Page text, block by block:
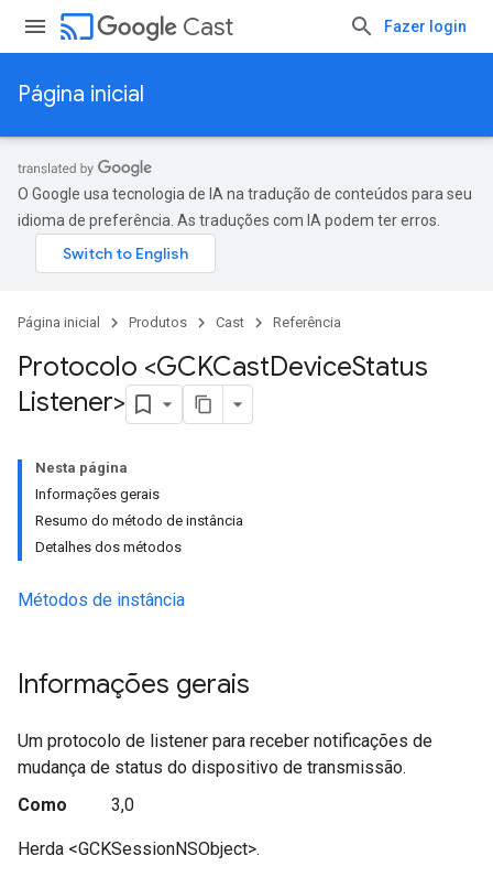
cast Cast Fazer login
Página inicial
O Google usa tecnologia de IA na tradução de conteúdos para seu
idioma de preferência. As traduções com IA podem ter erros.
Página inicial Produtos Cast Referência
Protocolo <GCKCastDeviceStatus
Listener>
Nesta página
Informações gerais
Resumo do método de instância
Detalhes dos métodos
Métodos de instância
Informações gerais
Um protocolo de listener para receber notificações de
mudança de status do dispositivo de transmissão.
Como
3,0
Herda <GCKSessionNSObject>.